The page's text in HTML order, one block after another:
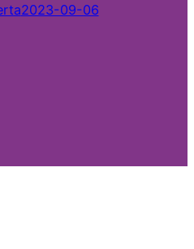
2023-09-06